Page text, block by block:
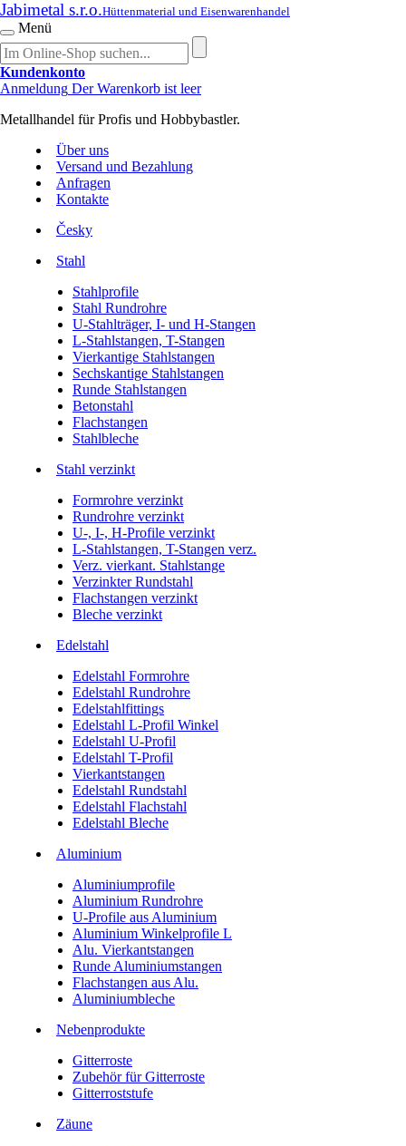
Jabimetal s.r.o.Hüttenmaterial und Eisenwarenhandel
Menü
Kundenkonto
Anmeldung Der Warenkorb ist leer
Metallhandel für Profis und Hobbybastler.
Über uns
Versand und Bezahlung
Anfragen
Kontakte
Česky
Stahl
Stahlprofile
Stahl Rundrohre
U-Stahlträger, I- und H-Stangen
L-Stahlstangen, T-Stangen
Vierkantige Stahlstangen
Sechskantige Stahlstangen
Runde Stahlstangen
Betonstahl
Flachstangen
Stahlbleche
Stahl verzinkt
Formrohre verzinkt
Rundrohre verzinkt
U-, I-, H-Profile verzinkt
L-Stahlstangen, T-Stangen verz.
Verz. vierkant. Stahlstange
Verzinkter Rundstahl
Flachstangen verzinkt
Bleche verzinkt
Edelstahl
Edelstahl Formrohre
Edelstahl Rundrohre
Edelstahlfittings
Edelstahl L-Profil Winkel
Edelstahl U-Profil
Edelstahl T-Profil
Vierkantstangen
Edelstahl Rundstahl
Edelstahl Flachstahl
Edelstahl Bleche
Aluminium
Aluminiumprofile
Aluminium Rundrohre
U-Profile aus Aluminium
Aluminium Winkelprofile L
Alu. Vierkantstangen
Runde Aluminiumstangen
Flachstangen aus Alu.
Aluminiumbleche
Nebenprodukte
Gitterroste
Zubehör für Gitterroste
Gitterroststufe
Zäune